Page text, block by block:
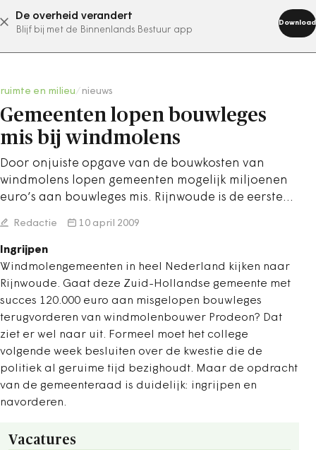
De overheid verandert
Blijf bij met de Binnenlands Bestuur app
Download
abonneer nu
ruimte en milieu nieuws
Gemeenten lopen bouwleges
mis bij windmolens
Door onjuiste opgave van de bouwkosten van
windmolens lopen gemeenten mogelijk miljoenen
euro’s aan bouwleges mis. Rijnwoude is de eerste…
Redactie 10 april 2009
Ingrijpen
Windmolengemeenten in heel Nederland kijken naar
Rijnwoude. Gaat deze Zuid-Hollandse gemeente met
succes 120.000 euro aan misgelopen bouwleges
terugvorderen van windmolenbouwer Prodeon? Dat
ziet er wel naar uit. Formeel moet het college
volgende week besluiten over de kwestie die de
politiek al geruime tijd bezighoudt. Maar de opdracht
van de gemeenteraad is duidelijk: ingrijpen en
navorderen.
Vacatures